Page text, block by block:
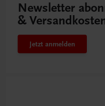
Newsletter
&
Jetzt anmelden